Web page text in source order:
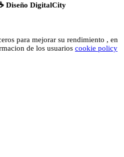
Diseño DigitalCity
para mejorar su rendimiento , en
de los usuarios cookie policy